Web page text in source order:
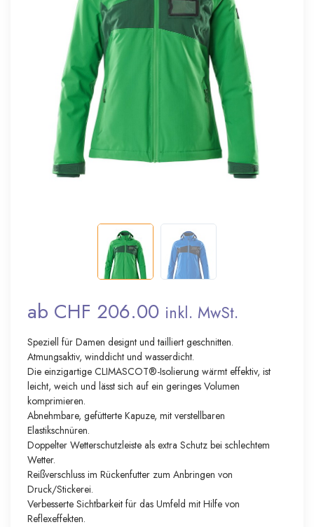
ab CHF 206.00 inkl. MwSt.
Speziell für Damen designt und tailliert geschnitten.
Atmungsaktiv, winddicht und wasserdicht.
Die einzigartige CLIMASCOT®-Isolierung wärmt effektiv, ist
leicht, weich und lässt sich auf ein geringes Volumen
komprimieren.
Abnehmbare, gefütterte Kapuze, mit verstellbaren
Elastikschnüren.
Doppelter Wetterschutzleiste als extra Schutz bei schlechtem
Wetter.
Reißverschluss im Rückenfutter zum Anbringen von
Druck/Stickerei.
Verbesserte Sichtbarkeit für das Umfeld mit Hilfe von
Reflexeffekten.